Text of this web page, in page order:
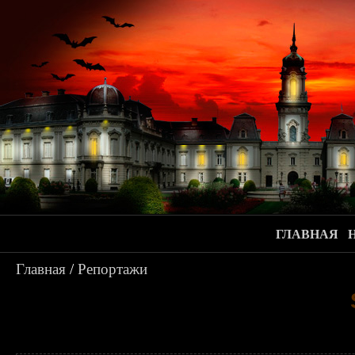
ГЛАВНАЯ
Главная /Репортажи